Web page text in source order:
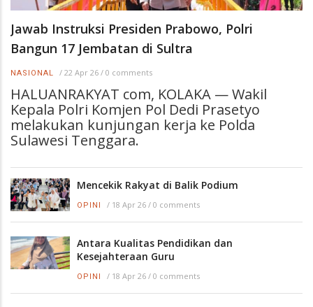
Jawab Instruksi Presiden Prabowo, Polri
Bangun 17 Jembatan di Sultra
NASIONAL / 22 Apr 26 / 0 comments
HALUANRAKYAT com, KOLAKA — Wakil
Kepala Polri Komjen Pol Dedi Prasetyo
melakukan kunjungan kerja ke Polda
Sulawesi Tenggara.
Mencekik Rakyat di Balik Podium
OPINI / 18 Apr 26 / 0 comments
Antara Kualitas Pendidikan dan
Kesejahteraan Guru
OPINI / 18 Apr 26 / 0 comments